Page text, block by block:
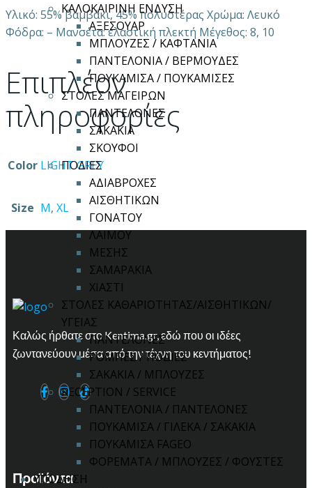
ΚΑΛΟΚΑΙΡΙΝΗ ΕΝΔΥΣΗ
ΑΞΕΣΟΥΑΡ
ΜΠΛΟΥΖΕΣ / ΚΑΦΤΑΝΙΑ
ΠΑΝΤΕΛΟΝΙΑ / ΒΕΡΜΟΥΔΕΣ
ΠΟΥΚΑΜΙΣΑ / ΠΟΥΚΑΜΙΣΕΣ
ΣΤΟΛΕΣ ΜΑΓΕΙΡΩΝ
ΠΑΝΤΕΛΟΝΕΣ
ΣΑΚΑΚΙΑ
ΣΚΟΥΦΟΙ
ΠΟΔΙΕΣ
ΑΔΙΑΒΡΟΧΕΣ
ΑΙΣΘΗΤΙΚΩΝ
ΓΟΝΑΤΟΥ
ΛΑΙΜΟΥ
ΜΕΣΗΣ
ΣΑΜΑΡΑΚΙΑ
ΧΙΑΣΤΙ
ΣΤΟΛΕΣ ΚΑΘΑΡΙΟΤΗΤΑΣ/ΑΙΣΘΗΤΙΚΩΝ/
ΥΓΕΙΑΣ
ΠΑΝΤΕΛΟΝΕΣ
ΡΟΜΠΕΣ / ΠΟΔΙΕΣ
ΣΑΚΑΚΙΑ / ΜΠΛΟΥΖΕΣ
RECEPTION / SERVICE
ΠΑΝΤΕΛΟΝΙΑ / ΠΑΝΤΕΛΟΝΕΣ
ΠΟΥΚΑΜΙΣΑ / ΓΙΛΕΚΑ / ΣΑΚΑΚΙΑ
ΠΟΥΚΑΜΙΣΑ FAGEO
ΦΟΡΕΜΑΤΑ / ΜΠΛΟΥΖΕΣ / ΦΟΥΣΤΕΣ
ΥΠΟΔΗΣΗ
Υλικό: 55% βαμβάκι, 45% πολυστέρας Χρώμα: Λευκό
Φόδρα: – Μανσέτα: ελαστική πλεκτή Μέγεθος: 8, 10
Επιπλέον
πληροφορίες
Color LIGHT GREY
Size M, XL
Καλώς ήρθατε στο Kentima.gr, εδώ που οι ιδέες
ζωντανεύουν μέσα από την τέχνη του κεντήματος!
Προϊόντα